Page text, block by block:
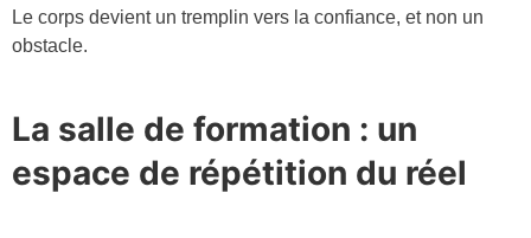
Le corps devient un tremplin vers la confiance, et non un
obstacle.
La salle de formation : un
espace de répétition du réel